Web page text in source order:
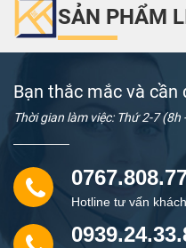
SẢN PHẨM
Bạn thắc mắc và cần
Thời gian làm việc: Thứ 2-7 (8h
Hotline tư vấn